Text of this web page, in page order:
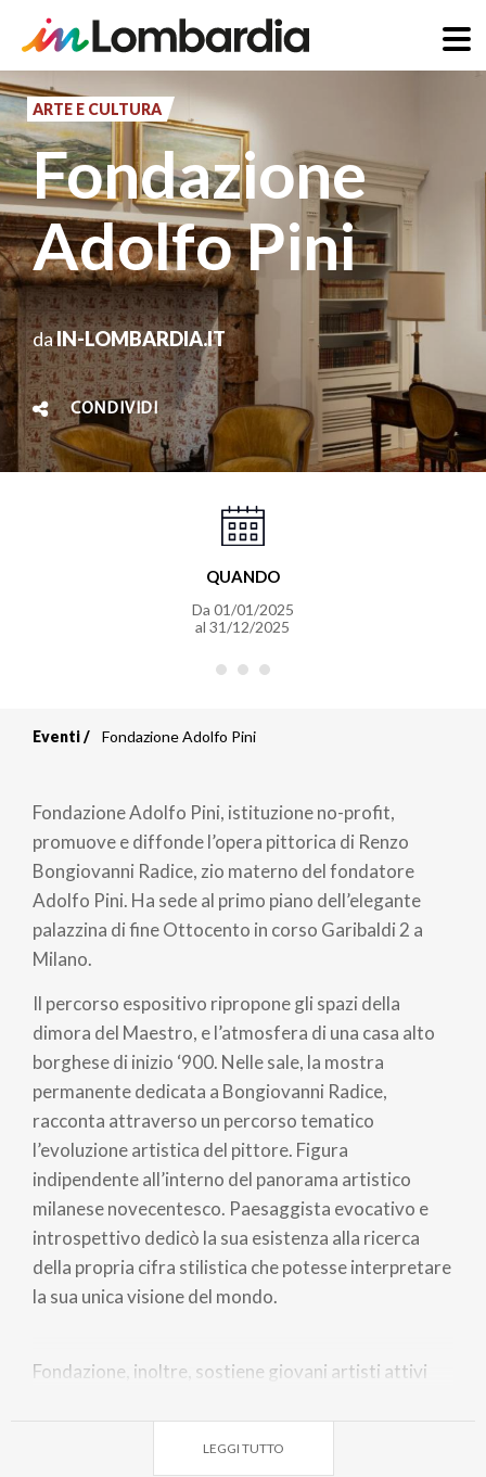
Salta
al
contenuto
principale
ARTE E CULTURA
Fondazione
Adolfo Pini
daIN-LOMBARDIA.IT
CONDIVIDI
QUANDO
Da 01/01/2025
al 31/12/2025
di
pane
Eventi Fondazione Adolfo Pini
Fondazione Adolfo Pini, istituzione no-profit,
promuove e diffonde l’opera pittorica di Renzo
Bongiovanni Radice, zio materno del fondatore
Adolfo Pini. Ha sede al primo piano dell’elegante
palazzina di fine Ottocento in corso Garibaldi 2 a
Milano.
Il percorso espositivo ripropone gli spazi della
dimora del Maestro, e l’atmosfera di una casa alto
borghese di inizio ‘900. Nelle sale, la mostra
permanente dedicata a Bongiovanni Radice,
racconta attraverso un percorso tematico
l’evoluzione artistica del pittore. Figura
indipendente all’interno del panorama artistico
milanese novecentesco. Paesaggista evocativo e
introspettivo dedicò la sua esistenza alla ricerca
della propria cifra stilistica che potesse interpretare
la sua unica visione del mondo.
Fondazione, inoltre, sostiene giovani artisti attivi
letteraria, attraverso premi e borse di studio.
LEGGI TUTTO